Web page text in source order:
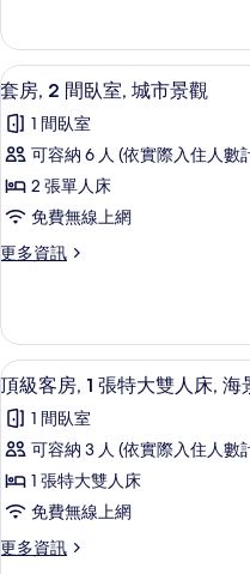
泳
池
景
觀
的
所
有
相
1
間
臥
泳
池
觀
的
情
顯
示
套
房,
2
間
臥
城
市
景
觀
的
所
有
相
7
套房, 2 間臥室, 城市景觀
1 間臥室
可容納 6 人 (依實際入住人數
2 張單人床
免費無線上網
更多資訊
更
2
間
臥
室,
城
市
觀
的
情
顯
示
頂
級
客
房,
1
3
頂級客房, 1 張特大雙人床, 海
1 間臥室
可容納 3 人 (依實際入住人數
1 張特大雙人床
免費無線上網
更多資訊
更